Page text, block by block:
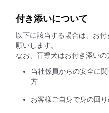
付き添いについて
以下に該当する場合は、お
願いします。
なお、盲導犬はお付き添いの
当社係員からの安全に
方
お客様ご自身で身の回